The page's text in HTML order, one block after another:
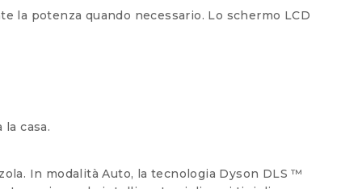
la potenza quando necessario. Lo schermo LCD
casa.
In modalità Auto, la tecnologia Dyson DLS ™